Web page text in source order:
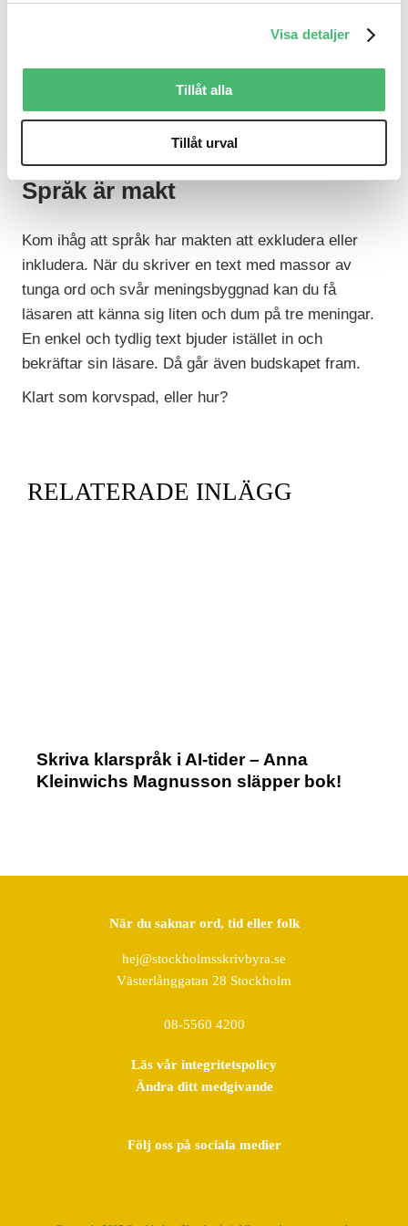
Visa detaljer
Tillåt alla
Tillåt urval
Använd aktiv form istället för passiv – skriv
hellre “Ladda ner guiden här” istället för “Guiden
finns för nedladdning här”.
Läs texten högt – ofta märker vi inte av
krångliga meningar förrän vi hör dem i talspråk.
Språk är makt
Kom ihåg att språk har makten att exkludera eller
inkludera. När du skriver en text med massor av
tunga ord och svår meningsbyggnad kan du få
läsaren att känna sig liten och dum på tre meningar.
En enkel och tydlig text bjuder istället in och
bekräftar sin läsare. Då går även budskapet fram.
Klart som korvspad, eller hur?
RELATERADE INLÄGG
Skriva klarspråk i AI-tider – Anna
Kleinwichs Magnusson släpper bok!
När du saknar ord, tid eller folk
hej@stockholmsskrivbyra.se
Västerlånggatan 28 Stockholm
08-5560 4200
Läs vår integritetspolicy
Ändra ditt medgivande
Följ oss på sociala medier